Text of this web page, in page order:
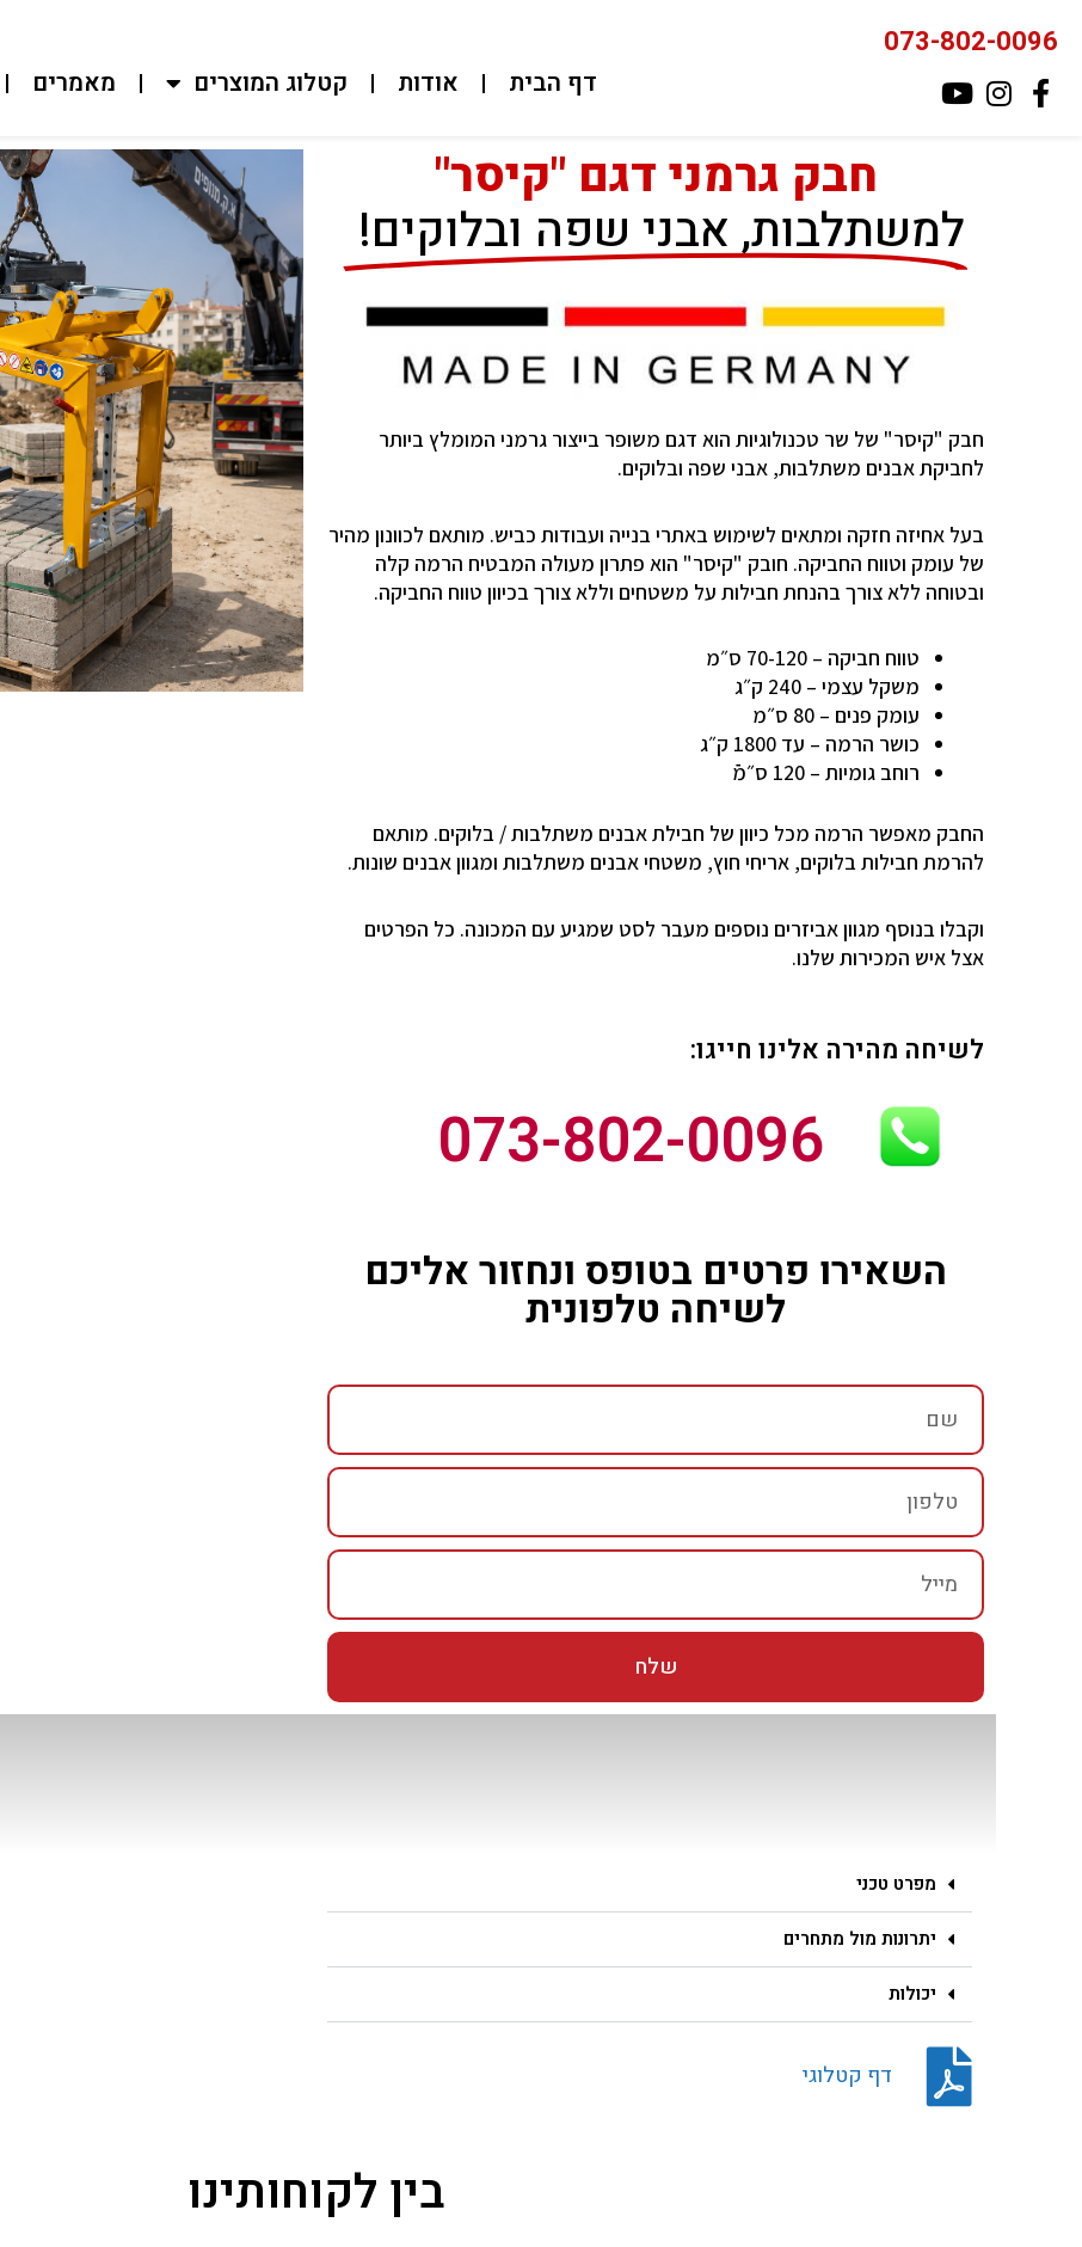
לתוכן073-802-0096
דף הבית אודות קטלוג המוצרים מאמרים
חבק גרמני דגם "קיסר"
למשתלבות, אבני שפה ובלוקים! ​
חבק "קיסר" של שר טכנולוגיות הוא דגם משופר בייצור גרמני המומלץ ביותר
לחביקת אבנים משתלבות, אבני שפה ובלוקים.
בעל אחיזה חזקה ומתאים לשימוש באתרי בנייה ועבודות כביש. מותאם לכוונון מהיר
של עומק וטווח החביקה. חובק "קיסר" הוא פתרון מעולה המבטיח הרמה קלה
ובטוחה ללא צורך בהנחת חבילות על משטחים וללא צורך בכיוון טווח החביקה.
טווח חביקה – 70-120 ס״מ
משקל עצמי – 240 ק״ג
עומק פנים – 80 ס״מ
כושר הרמה – עד 1800 ק״ג
רוחב גומיות – 120 ס״מֿֿ
החבק מאפשר הרמה מכל כיוון של חבילת אבנים משתלבות / בלוקים. מותאם
להרמת חבילותבלוקים, אריחי חוץ, משטחי אבנים משתלבות ומגוון אבנים שונות.
וקבלו בנוסף מגוון אביזרים נוספים מעבר לסט שמגיע עם המכונה. כל הפרטים
אצל איש המכירות שלנו.
לשיחה מהירה אלינו חייגו:
073-802-0096
השאירו פרטים בטופס ונחזור אליכם
לשיחה טלפונית
שלח
מפרט טכני
יתרונות מול מתחרים
יכולות
דף קטלוגי
בין לקוחותינו